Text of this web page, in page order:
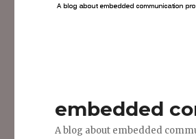
embedded
A blog about embedded